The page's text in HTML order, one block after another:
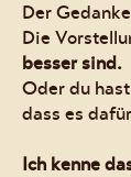
Der
Die
besser sind.
Oder du
dass es dafür
Ich kenne